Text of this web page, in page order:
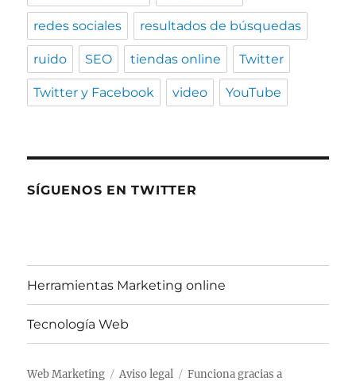
redes sociales resultados de búsquedas
ruido SEO tiendas online Twitter
Twitter y Facebook video YouTube
SÍGUENOS EN TWITTER
Herramientas Marketing online
Tecnología Web
Web Marketing Aviso legal Funciona gracias a